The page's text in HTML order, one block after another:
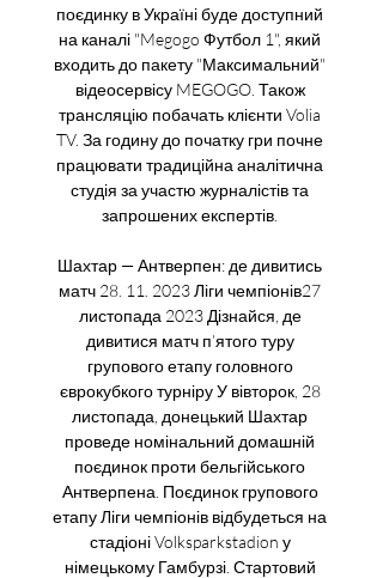
поєдинку в Україні буде доступний
на каналі "Megogo Футбол 1", який
входить до пакету "Максимальний"
відеосервісу MEGOGO. Також
трансляцію побачать клієнти Volia
TV. За годину до початку гри почне
працювати традиційна аналітична
студія за участю журналістів та
запрошених експертів.
Шахтар — Антверпен: де дивитись
матч 28. 11. 2023 Ліги чемпіонів27
листопада 2023 Дізнайся, де
дивитися матч п’ятого туру
групового етапу головного
єврокубкого турніру У вівторок, 28
листопада, донецький Шахтар
проведе номінальний домашній
поєдинок проти бельгійського
Антверпена. Поєдинок групового
етапу Ліги чемпіонів відбудеться на
стадіоні Volksparkstadion у
німецькому Гамбурзі. Стартовий